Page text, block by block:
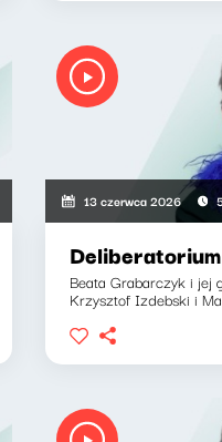
13 czerwca 2026
Beata Grabarczyk i jej
Krzysztof Izdebski i